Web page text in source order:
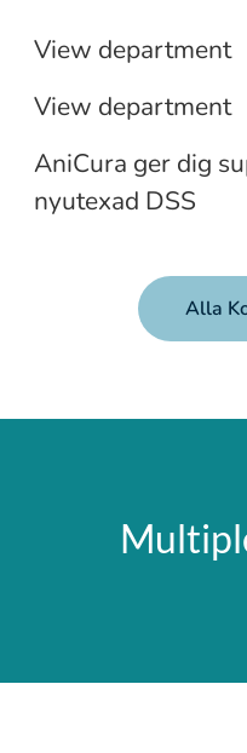
View department
View department
AniCura ger dig
nyutexad DSS
Alla